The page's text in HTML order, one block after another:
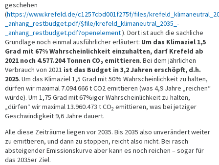
geschehen
(https://www.krefeld.de/c1257cbd001f275f/files/
_anhang_restbudget.pdf/$file/krefeld_klimaneutral_2035_-
_anhang_restbudget.pdf?openelement). Dort ist auch die sachliche
Grundlage noch einmal ausführlicher erläutert: Um das Klimaziel 1,5
Grad mit 67% Wahrscheinlichkeit einzuhalten, darf Krefeld ab
2021 noch 4.577.204 Tonnen CO2 emittieren. Bei dem jährlichen
Verbrauch von 2021 ist das Budget in 3,2 Jahren erschöpft, d.h.
2025. Um das Klimaziel 1,5 Grad mit 50% Wahrscheinlichkeit zu halten,
dürfen wir maximal 7.094.666 t CO2 emittieren (was 4,9 Jahre „reichen“
würde). Um 1,75 Grad mit 67%iger Wahrscheinlichkeit zu halten,
„dürfen“ wir maximal 13.960.473 t CO2 emittieren, was bei jetziger
Geschwindigkeit 9,6 Jahre dauert.
Alle diese Zeiträume liegen vor 2035. Bis 2035 also unverändert weiter
zu emittieren, und dann zu stoppen, reicht also nicht. Bei rasch
absteigender Emissionskurve aber kann es noch reichen – sogar für
das 2035er Ziel.